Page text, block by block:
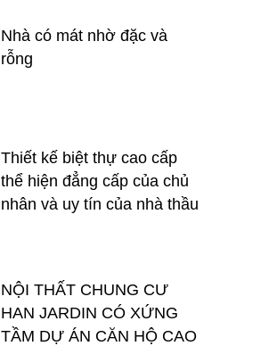
Nhà có mát nhờ đặc và
rỗng
Thiết kế biệt thự cao cấp
thể hiện đẳng cấp của chủ
nhân và uy tín của nhà thầu
NỘI THẤT CHUNG CƯ
HAN JARDIN CÓ XỨNG
TẦM DỰ ÁN CĂN HỘ CAO